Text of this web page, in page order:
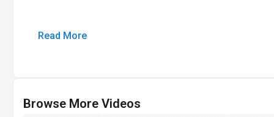
Read More
Browse More Videos